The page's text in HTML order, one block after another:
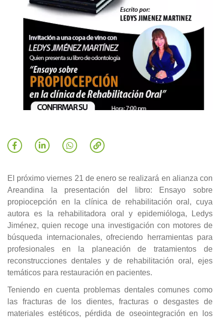
El próximo viernes 21 de enero se realizará en alianza con
Areandina la presentación del libro: Ensayo sobre
propiocepción en la clínica de rehabilitación oral, cuya
autora es la rehabilitadora oral y epidemióloga, Ledys
Jiménez, quien recoge una investigación con motores de
búsqueda internacionales, ofreciendo herramientas para
profesionales en la planeación de tratamientos de
reconstrucciones dentales y de rehabilitación oral, ejes
temáticos para restauración en pacientes.
Teniendo en cuenta problemas dentales comunes como
las fracturas de los dientes, fracturas o desgastes de
materiales estéticos, pérdida de oseointegración en los